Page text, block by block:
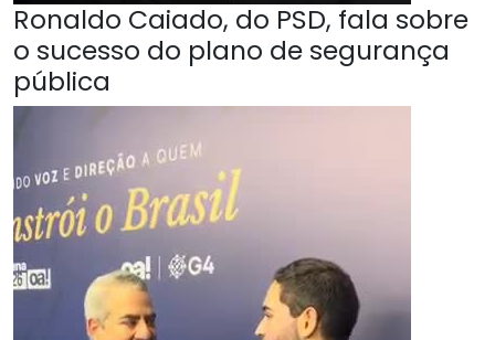
Ronaldo Caiado, do PSD, fala sobre
o sucesso do plano de segurança
pública